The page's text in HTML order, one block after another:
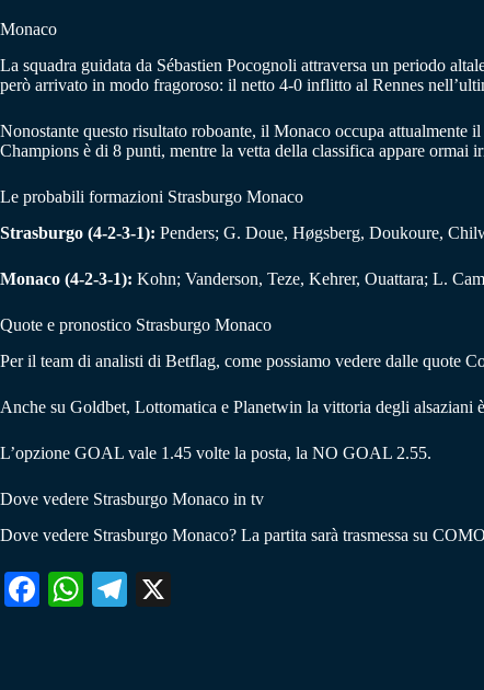
Monaco
La squadra guidata da Sébastien Pocognoli attraversa un periodo
però arrivato in modo fragoroso: il netto 4-0 inflitto al Rennes
Nonostante questo risultato roboante, il Monaco occupa attualmente
Champions è di 8 punti, mentre la vetta della classifica appare
Le probabili formazioni Strasburgo Monaco
Strasburgo (4-2-3-1): Penders; G. Doue, Høgsberg, Doukoure,
Monaco (4-2-3-1): Kohn; Vanderson, Teze, Kehrer, Ouattara; L.
Quote e pronostico Strasburgo Monaco
Per il team di analisti di Betflag, come possiamo vedere dalle quote
Anche su Goldbet, Lottomatica e Planetwin la vittoria degli alsaziani
L’opzione GOAL vale 1.45 volte la posta, la NO GOAL 2.55.
Dove vedere Strasburgo Monaco in tv
Dove vedere Strasburgo Monaco? La partita sarà trasmessa su
Fa W
Te